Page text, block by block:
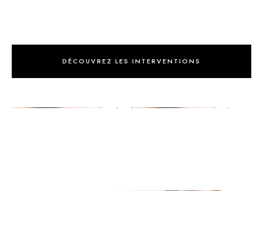
DÉCOUVREZ LES INTERVENTIONS